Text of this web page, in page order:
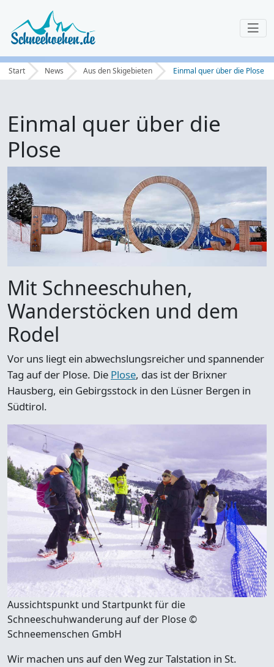
Start News Aus den Skigebieten Einmal quer über die Plose
Einmal quer über die
Plose
Mit Schneeschuhen,
Wanderstöcken und dem
Rodel
Vor uns liegt ein abwechslungsreicher und spannender
Tag auf der Plose. Die Plose, das ist der Brixner
Hausberg, ein Gebirgsstock in den Lüsner Bergen in
Südtirol.
Aussichtspunkt und Startpunkt für die
Schneeschuhwanderung auf der Plose ©
Schneemenschen GmbH
Wir machen uns auf den Weg zurTalstation in St.